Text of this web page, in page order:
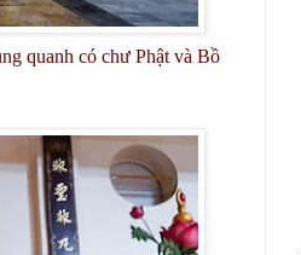
quanh có chư Phật và Bồ